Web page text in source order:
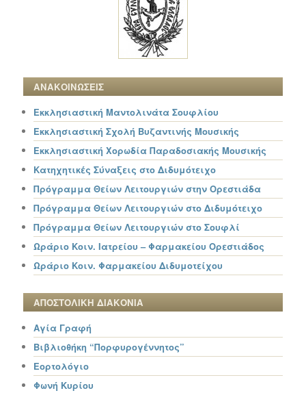
ΑΝΑΚΟΙΝΩΣΕΙΣ
Εκκλησιαστική Μαντολινάτα Σουφλίου
Εκκλησιαστική Σχολή Βυζαντινής Μουσικής
Εκκλησιαστική Χορωδία Παραδοσιακής Μουσικής
Κατηχητικές Σύναξεις στο Διδυμότειχο
Πρόγραμμα Θείων Λειτουργιών στην Ορεστιάδα
Πρόγραμμα Θείων Λειτουργιών στο Διδυμότειχο
Πρόγραμμα Θείων Λειτουργιών στο Σουφλί
Ωράριο Κοιν. Ιατρείου – Φαρμακείου Ορεστιάδος
Ωράριο Κοιν. Φαρμακείου Διδυμοτείχου
ΑΠΟΣΤΟΛΙΚΗ ΔΙΑΚΟΝΙΑ
Αγία Γραφή
Βιβλιοθήκη “Πορφυρογέννητος”
Εορτολόγιο
Φωνή Κυρίου